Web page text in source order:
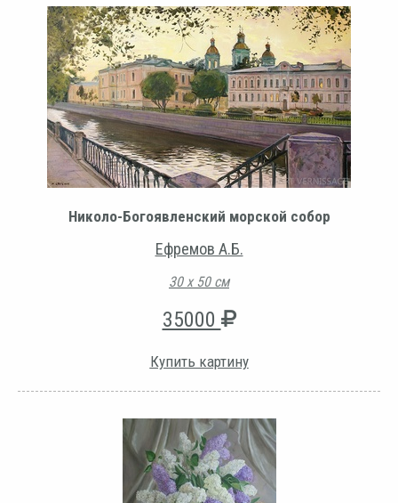
Николо-Богоявленский морской собор
Ефремов А.Б.
30 х 50 см
35000
Купить картину